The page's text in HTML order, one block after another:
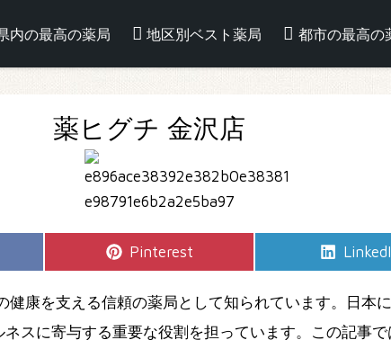
内の最高の薬局 地区別ベスト薬局 都市の最高の
薬ヒグチ 金沢店
Share
Pinterest
Share
康を支える信頼の薬局として知られています。日本
スに寄与する重要な役割を担っています。この記事